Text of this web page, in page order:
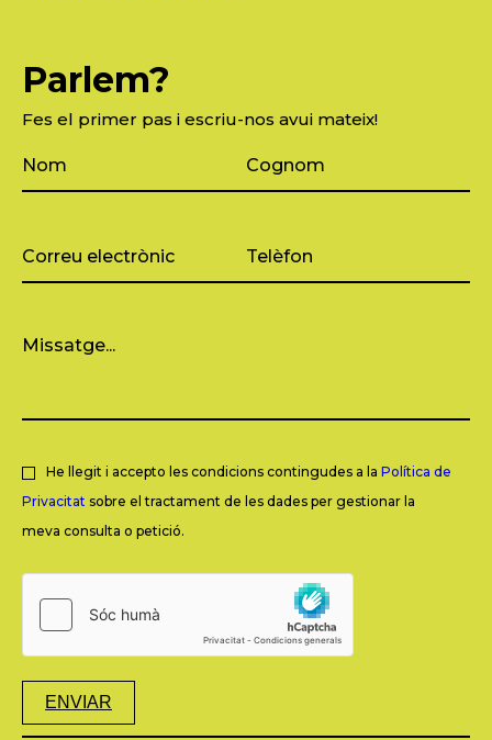
Parlem?
Fes el primer pas i escriu-nos avui mateix!
He llegit i accepto les condicions contingudes a la Política de
Privacitat sobre el tractament de les dades per gestionar la
meva consulta o petició.
ENVIAR